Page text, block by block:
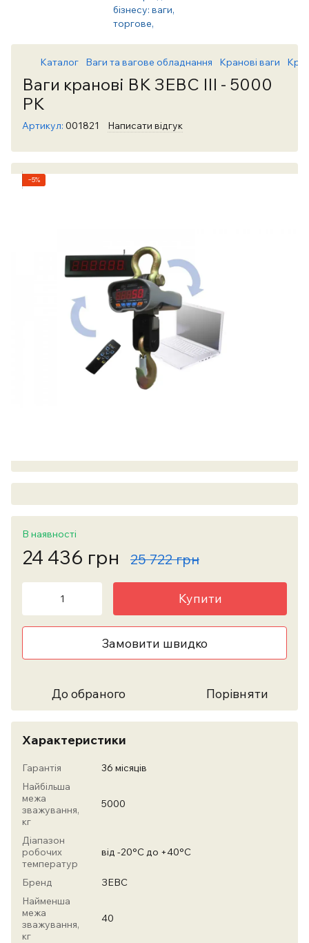
Каталог Ваги та вагове обладнання Кранові ваги
Ваги кранові ВК ЗЕВС III - 5000
РК
Артикул: 001821 Написати відгук
−5%
В наявності
24 436 грн 25 722 грн
Купити
Замовити швидко
До обраного Порівняти
Характеристики
Гарантія
36 місяців
Найбільша
межа
зважування,
кг
5000
Діапазон
робочих
температур
від -20°С до +40°С
Бренд
ЗЕВС
Найменша
межа
зважування,
кг
40